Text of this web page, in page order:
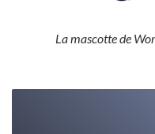
La mascotte de